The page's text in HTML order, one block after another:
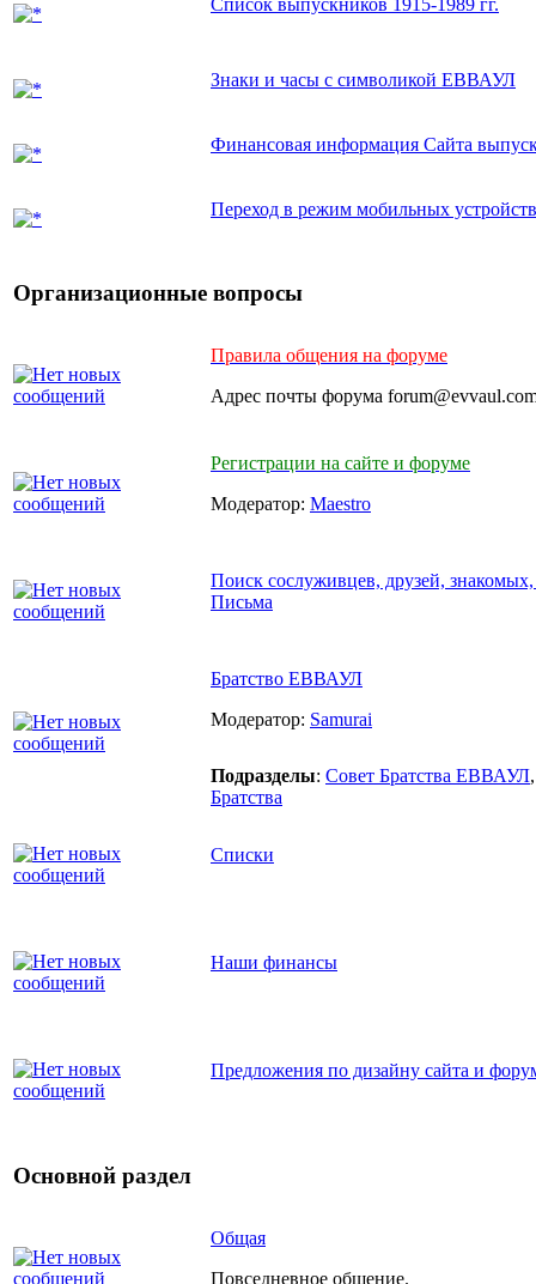
Знаки и часы с символикой ЕВВАУЛ
Финансовая информация Сайта
Переход в режим мобильных устройств
Организационные вопросы
Правила общения на форуме
Адрес почты форума
Регистрации на сайте и форуме
Модератор: Maestro
Поиск сослуживцев, друзей,
Письма
Братство ЕВВАУЛ
Модератор: Samurai
Подразделы: Совет Братства ЕВВАУЛ
Братства
Списки
Наши финансы
Предложения по дизайну сайта и
Основной раздел
Общая
Повседневное общение.